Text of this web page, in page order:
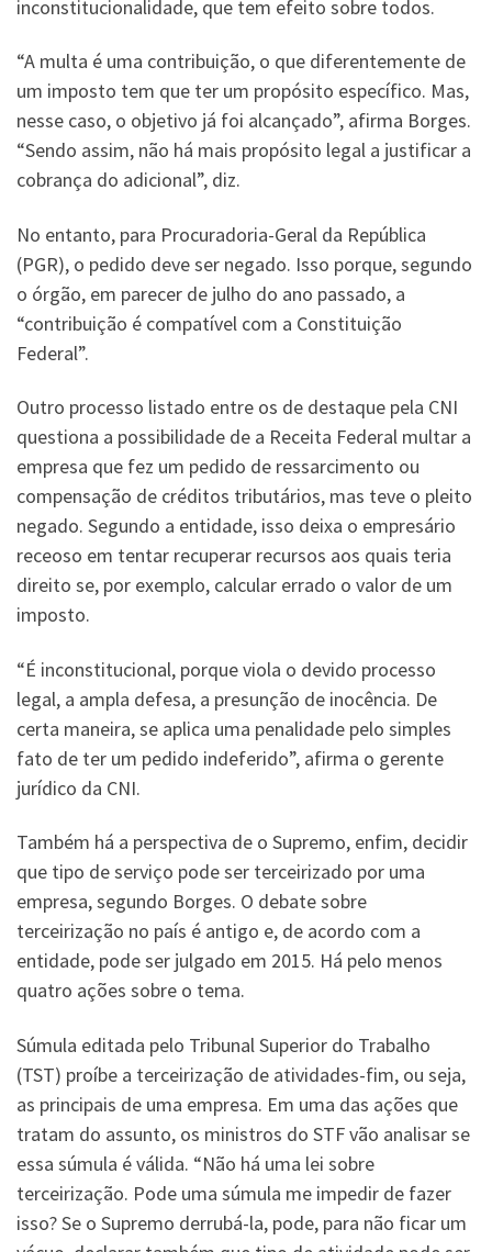
inconstitucionalidade, que tem efeito sobre todos.
“A multa é uma contribuição, o que diferentemente de
um imposto tem que ter um propósito específico. Mas,
nesse caso, o objetivo já foi alcançado”, afirma Borges.
“Sendo assim, não há mais propósito legal a justificar a
cobrança do adicional”, diz.
No entanto, para Procuradoria-Geral da República
(PGR), o pedido deve ser negado. Isso porque, segundo
o órgão, em parecer de julho do ano passado, a
“contribuição é compatível com a Constituição
Federal”.
Outro processo listado entre os de destaque pela CNI
questiona a possibilidade de a Receita Federal multar a
empresa que fez um pedido de ressarcimento ou
compensação de créditos tributários, mas teve o pleito
negado. Segundo a entidade, isso deixa o empresário
receoso em tentar recuperar recursos aos quais teria
direito se, por exemplo, calcular errado o valor de um
imposto.
“É inconstitucional, porque viola o devido processo
legal, a ampla defesa, a presunção de inocência. De
certa maneira, se aplica uma penalidade pelo simples
fato de ter um pedido indeferido”, afirma o gerente
jurídico da CNI.
Também há a perspectiva de o Supremo, enfim, decidir
que tipo de serviço pode ser terceirizado por uma
empresa, segundo Borges. O debate sobre
terceirização no país é antigo e, de acordo com a
entidade, pode ser julgado em 2015. Há pelo menos
quatro ações sobre o tema.
Súmula editada pelo Tribunal Superior do Trabalho
(TST) proíbe a terceirização de atividades-fim, ou seja,
as principais de uma empresa. Em uma das ações que
tratam do assunto, os ministros do STF vão analisar se
essa súmula é válida. “Não há uma lei sobre
terceirização. Pode uma súmula me impedir de fazer
isso? Se o Supremo derrubá-la, pode, para não ficar um